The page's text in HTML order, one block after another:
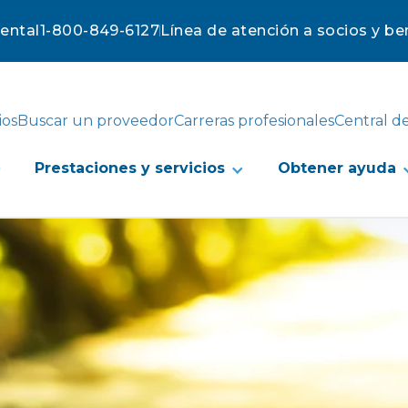
1-800-849-6127Línea de atención a socios y
Buscar un proveedorCarreras profesionalesCentral
Prestaciones y servicios Obtener ayuda